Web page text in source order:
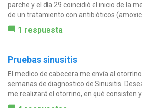
parche y el día 29 coincidió el inicio de la
de un tratamiento con antibióticos
1 respuesta
Pruebas sinusitis
El medico de cabecera me envía al
semanas de diagnostico de Sinusitis.
me realizará el otorrino, en qué consisten